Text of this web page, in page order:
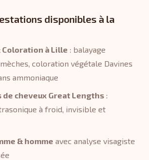
disponibles à la
Coloration à Lille : balayage
coloration végétale Davines
ammoniaque
de cheveux Great Lengths :
à froid, invisible et
& homme avec analyse visagiste